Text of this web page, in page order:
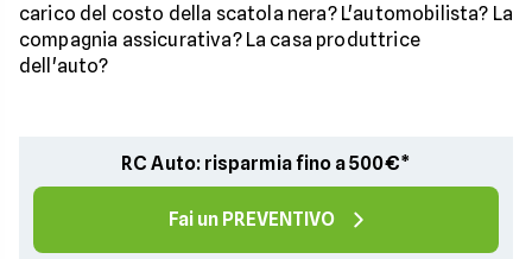
carico del costo della scatola nera? L'automobilista? La
compagnia assicurativa? La casa produttrice
dell'auto?
RC Auto: risparmia fino a 500€*
Fai un PREVENTIVO